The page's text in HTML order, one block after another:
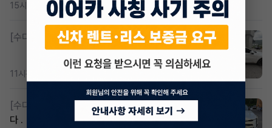
15시간 전 조회 475댓글 3
[수다방] K8 하이브리드 (풀옵션) 758,780원
11시간 전
[수다방]
다 .